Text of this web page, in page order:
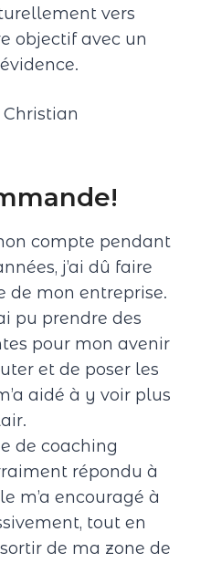
vers
objectif avec un
Christian
compte pendant
j’ai dû faire
de mon entreprise.
pu prendre des
pour mon avenir
et de poser les
aidé à y voir plus
de coaching
répondu à
m’a encouragé à
tout en
de ma zone de